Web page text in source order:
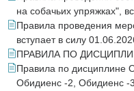
на собачьих упряжках",
Правила проведения
вступает в силу
ПРАВИЛА ПО
Правила по дисциплине
Обидиенс -2, Обидиенс -